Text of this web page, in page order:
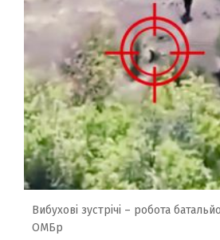
Вибухові зустрічі – робота
ОМБр